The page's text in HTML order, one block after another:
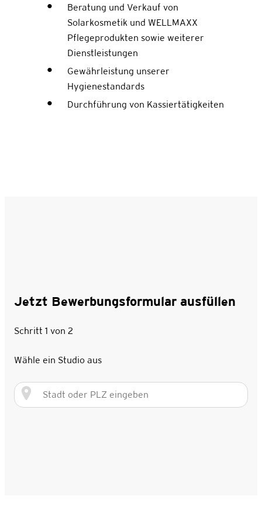
Beratung und Verkauf von
Solarkosmetik und WELLMAXX
Pflegeprodukten sowie weiterer
Dienstleistungen
Gewährleistung unserer
Hygienestandards
Durchführung von Kassiertätigkeiten
Jetzt Bewerbungsformular ausfüllen
Schritt 1 von 2
Wähle ein Studio aus